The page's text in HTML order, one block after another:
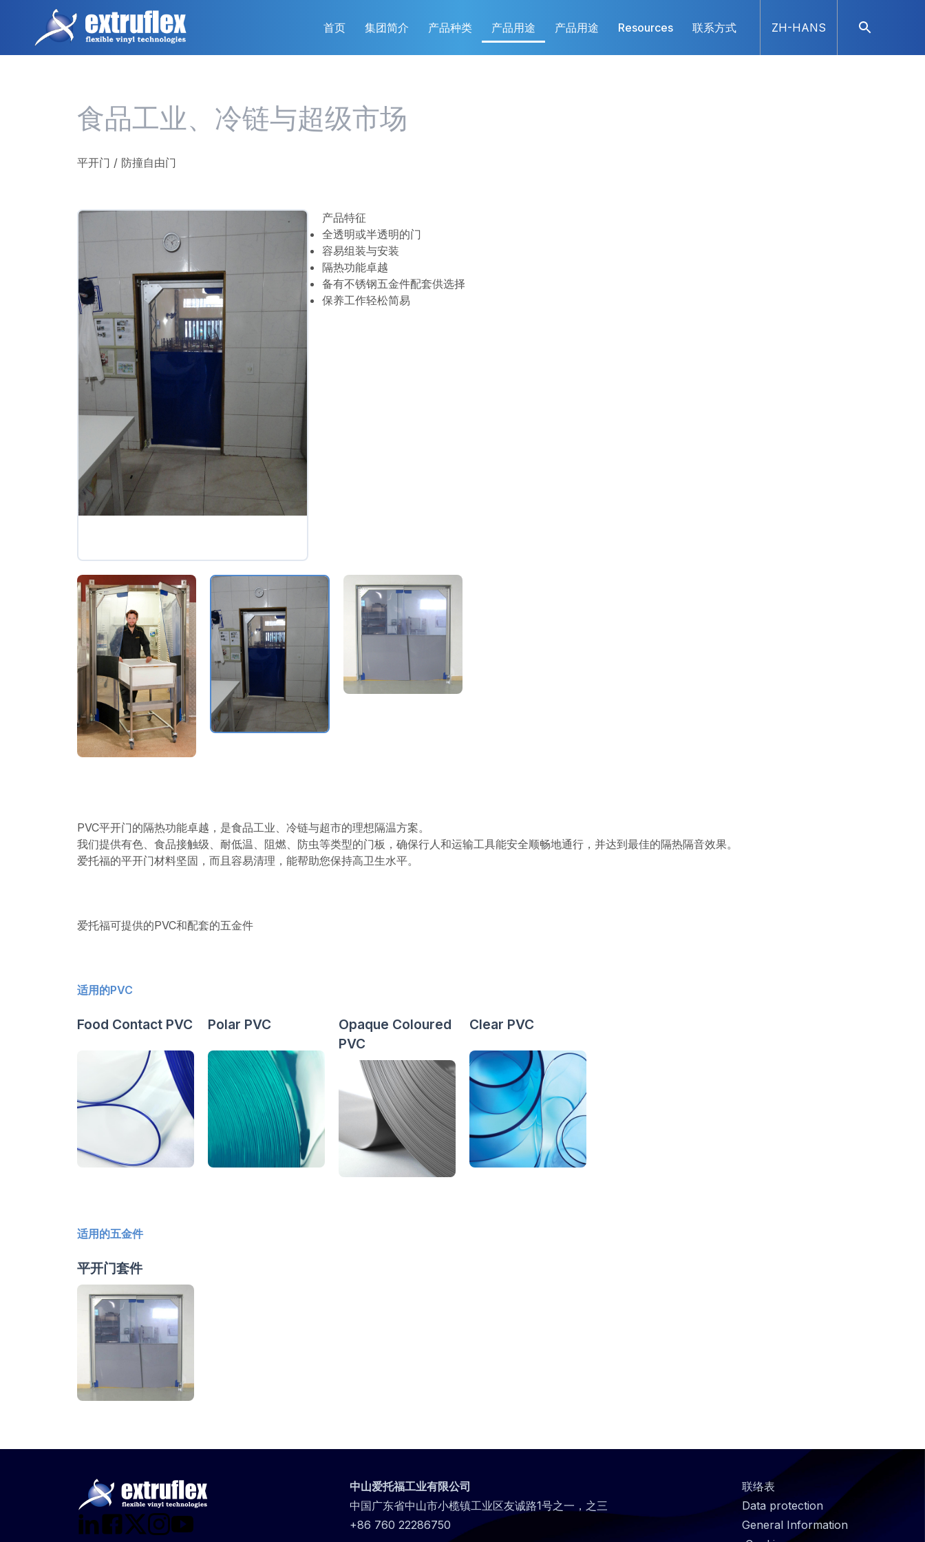
主
首页 集团简介 产品种类 产品用途 产品用途 Resources 联系方式 ZH-HANS
食品工业、冷链与超级市场
平开门 / 防撞自由门
产品特征
全透明或半透明的门
容易组装与安装
隔热功能卓越
备有不锈钢五金件配套供选择
保养工作轻松简易
PVC平开门的隔热功能卓越，是食品工业、冷链与超市的理想隔温方案。
我们提供有色、食品接触级、耐低温、阻燃、防虫等类型的门板，确保行人和运输工具能安全顺畅地通行，并达到最佳的隔热隔音效果。
爱托福的平开门材料坚固，而且容易清理，能帮助您保持高卫生水平。
爱托福可提供的PVC和配套的五金件
适用的PVC
Food Contact PVC Polar PVC
Opaque Coloured
PVC
Clear PVC
适用的五金件
平开门套件
中山爱托福工业有限公司
中国广东省中山市小榄镇工业区友诚路1号之一，之三
+86 760 22286750
@
Footer
infos
联络表
Data protection
General Information